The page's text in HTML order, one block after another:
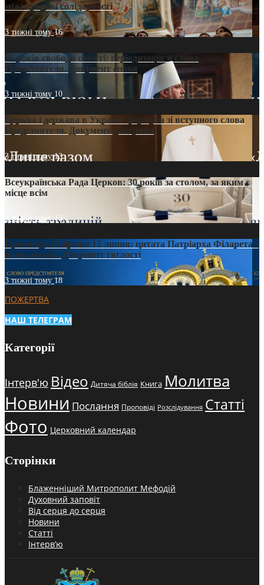
міжнародної солідарності
3 тижні тому16
35 років свободи совісті: періодизація зі слова
Предстоятеля. Документ епохи
3 тижні тому 10
Церква і держава в Україні: формула зі вступного слова
Предстоятеля. Документ доктрини
3 тижні тому13
Всеукраїнська Рада Церков: 30 років за столом, за яким є
місце всім
3 тижні тому13
Проповідь Епіфанія 15 липня: цитата Патріарха Філарета з
його амвона. Документ тяглості
3 тижні тому18
ПОЖЕРТВА
НАШ ТЕЛЕГРАМ
Категорії
Інтерв'ю Відео Дитяча біблія Книга Молитва
Новини Послання Проповіді Розслідування Статті
Фото Церковний календар
Сторінки
Блаженніший Митрополит Мефодій
Духовний заповіт
Від серця до серця
Новини
Статті
Інтерв’ю